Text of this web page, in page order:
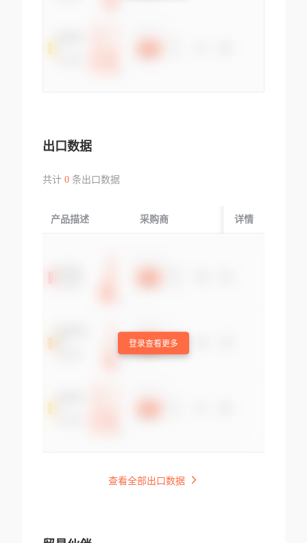
出口数据
共计 0条出口数据
产品描述 采购商 起运国/地区
详情
登录查看更多
查看全部出口数据